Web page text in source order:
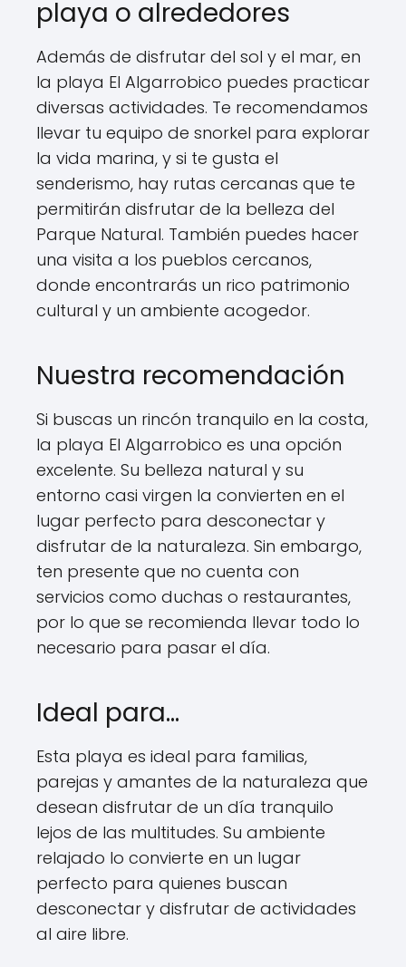
playa o alrededores
Además de disfrutar del sol y el mar, en
la playa El Algarrobico puedes practicar
diversas actividades. Te recomendamos
llevar tu equipo de snorkel para explorar
la vida marina, y si te gusta el
senderismo, hay rutas cercanas que te
permitirán disfrutar de la belleza del
Parque Natural. También puedes hacer
una visita a los pueblos cercanos,
donde encontrarás un rico patrimonio
cultural y un ambiente acogedor.
Nuestra recomendación
Si buscas un rincón tranquilo en la costa,
la playa El Algarrobico es una opción
excelente. Su belleza natural y su
entorno casi virgen la convierten en el
lugar perfecto para desconectar y
disfrutar de la naturaleza. Sin embargo,
ten presente que no cuenta con
servicios como duchas o restaurantes,
por lo que se recomienda llevar todo lo
necesario para pasar el día.
Ideal para…
Esta playa es ideal para familias,
parejas y amantes de la naturaleza que
desean disfrutar de un día tranquilo
lejos de las multitudes. Su ambiente
relajado lo convierte en un lugar
perfecto para quienes buscan
desconectar y disfrutar de actividades
al aire libre.